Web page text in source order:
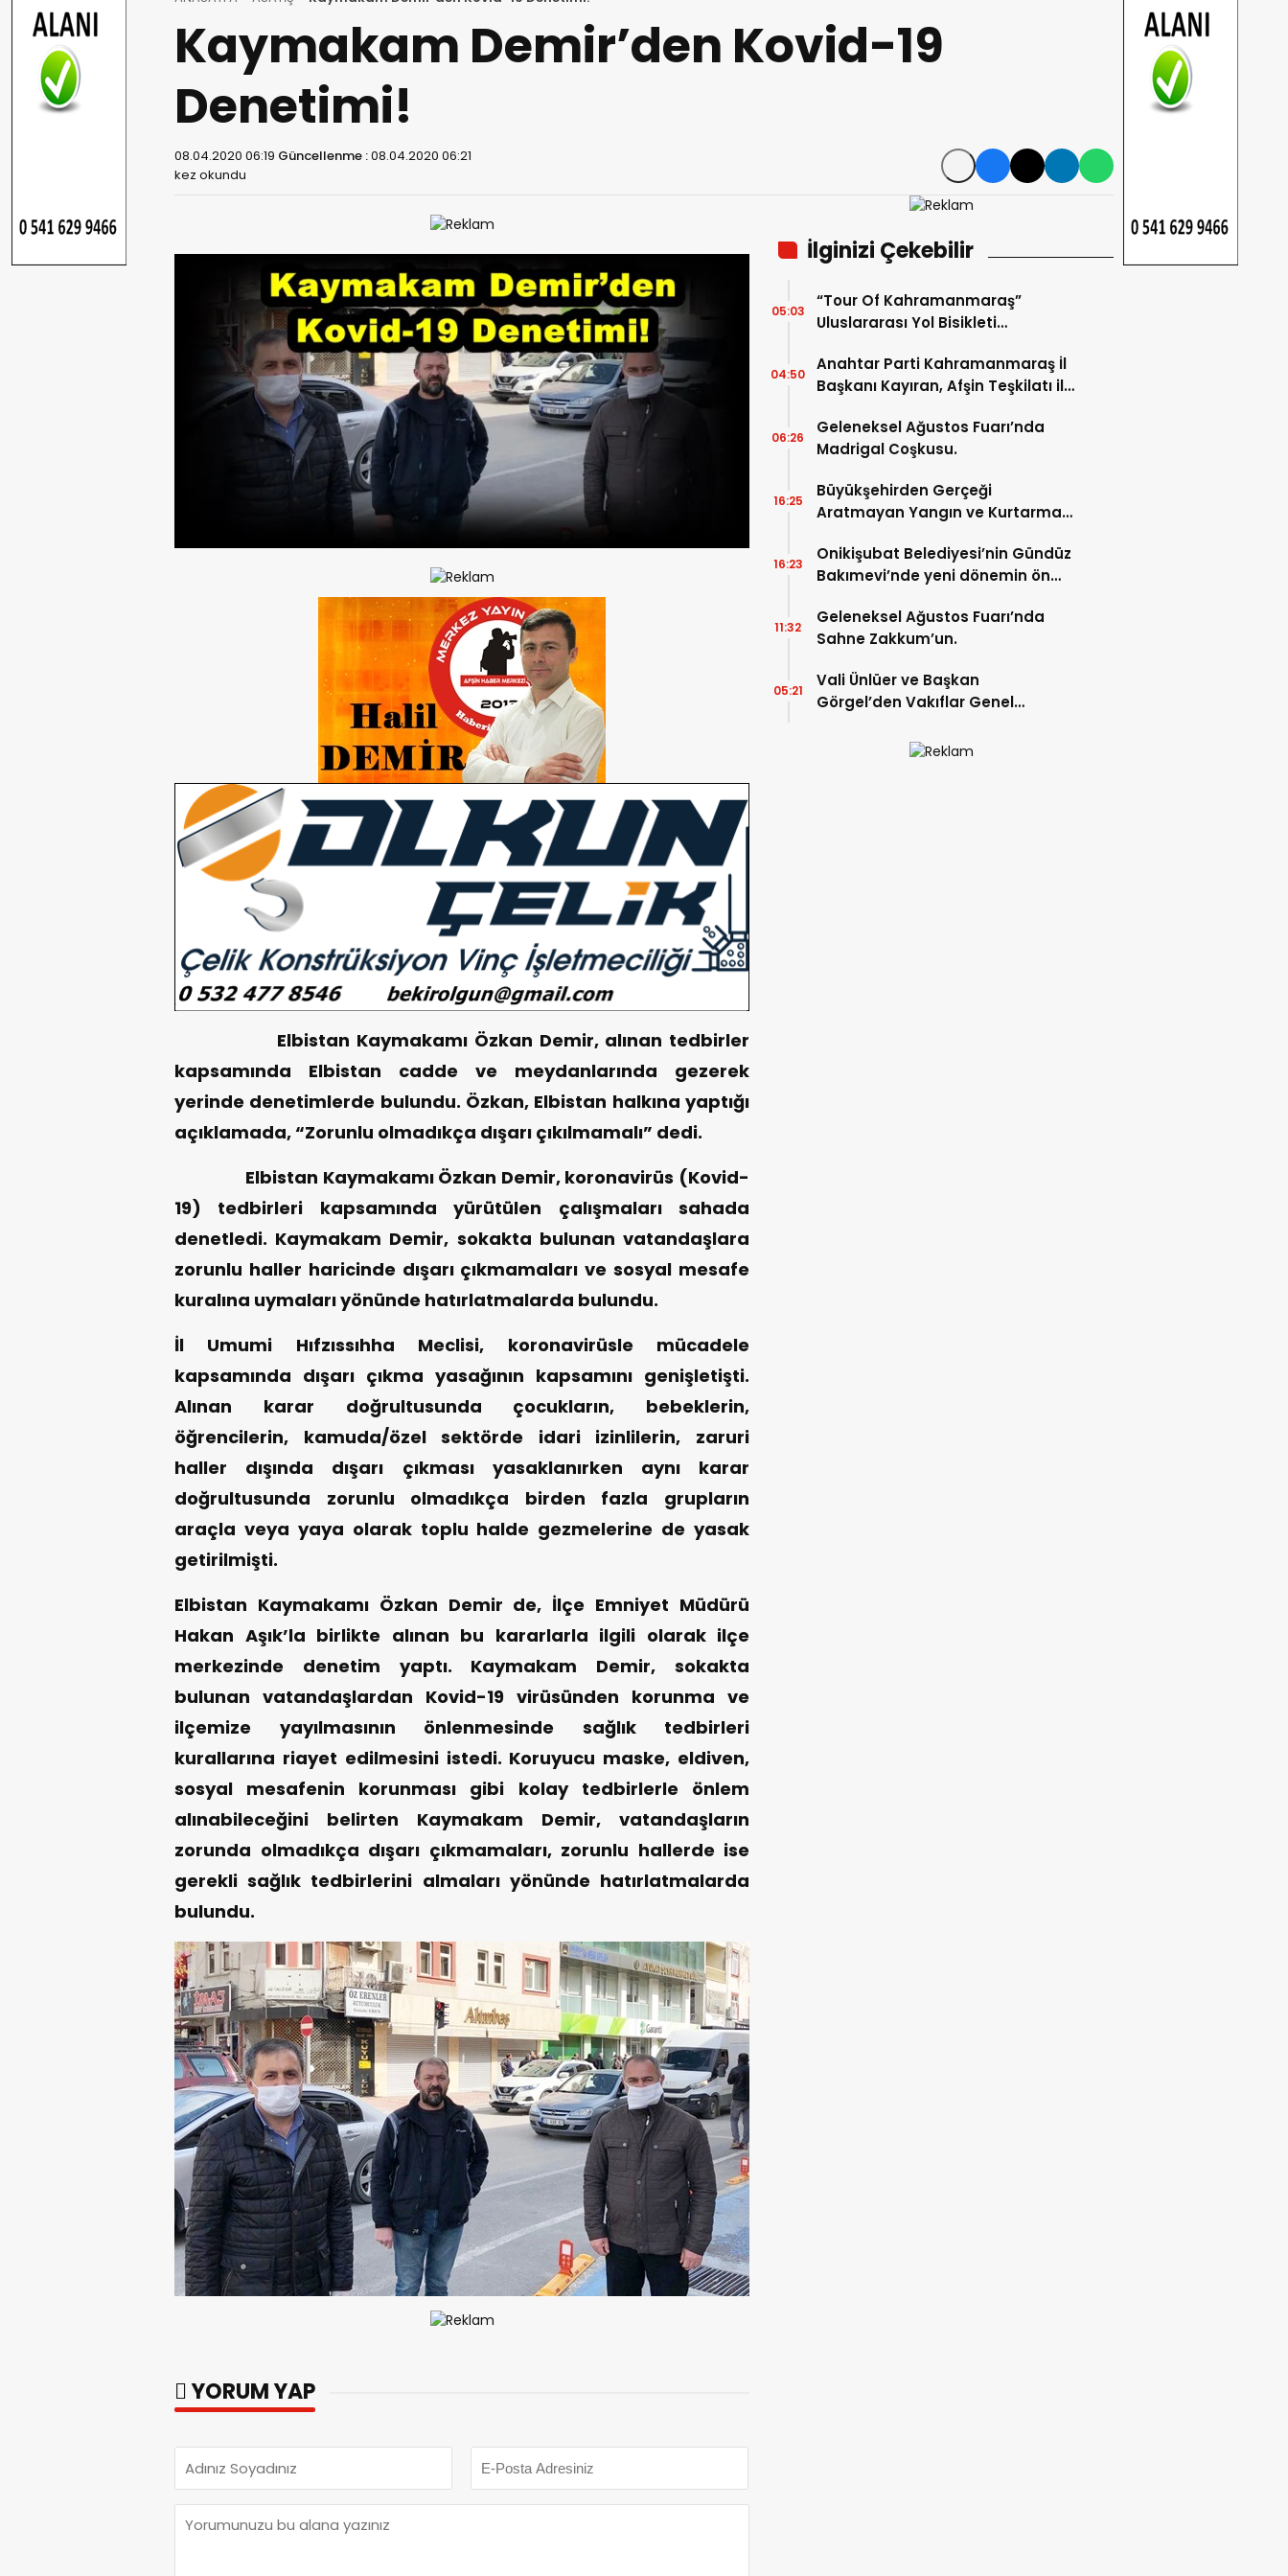
Kaymakam Demir’den Kovid-19
Denetimi!
08.04.2020 06:19 Güncellenme :08.04.2020 06:21
kez okundu
Elbistan Kaymakamı Özkan Demir, alınan tedbirler
kapsamında Elbistan cadde ve meydanlarında gezerek
yerinde denetimlerde bulundu. Özkan, Elbistan halkına yaptığı
açıklamada, “Zorunlu olmadıkça dışarı çıkılmamalı” dedi.
Elbistan Kaymakamı Özkan Demir, koronavirüs (Kovid-
19) tedbirleri kapsamında yürütülen çalışmaları sahada
denetledi. Kaymakam Demir, sokakta bulunan vatandaşlara
zorunlu haller haricinde dışarı çıkmamaları ve sosyal mesafe
kuralına uymaları yönünde hatırlatmalarda bulundu.
İl Umumi Hıfzıssıhha Meclisi, koronavirüsle mücadele
kapsamında dışarı çıkma yasağının kapsamını genişletişti.
Alınan karar doğrultusunda çocukların, bebeklerin,
öğrencilerin, kamuda/özel sektörde idari izinlilerin, zaruri
haller dışında dışarı çıkması yasaklanırken aynı karar
doğrultusunda zorunlu olmadıkça birden fazla grupların
araçla veya yaya olarak toplu halde gezmelerine de yasak
getirilmişti.
Elbistan Kaymakamı Özkan Demir de, İlçe Emniyet Müdürü
Hakan Aşık’la birlikte alınan bu kararlarla ilgili olarak ilçe
merkezinde denetim yaptı. Kaymakam Demir, sokakta
bulunan vatandaşlardan Kovid-19 virüsünden korunma ve
ilçemize yayılmasının önlenmesinde sağlık tedbirleri
kurallarına riayet edilmesini istedi. Koruyucu maske, eldiven,
sosyal mesafenin korunması gibi kolay tedbirlerle önlem
alınabileceğini belirten Kaymakam Demir, vatandaşların
zorunda olmadıkça dışarı çıkmamaları, zorunlu hallerde ise
gerekli sağlık tedbirlerini almaları yönünde hatırlatmalarda
bulundu.
YORUM YAP
İlginizi Çekebilir
“Tour Of Kahramanmaraş”
Uluslararası Yol Bisikleti
05:03
Anahtar Parti Kahramanmaraş İl
Başkanı Kayıran, Afşin Teşkilatı ile
04:50
Geleneksel Ağustos Fuarı’nda
Madrigal Coşkusu.
06:26
Büyükşehirden Gerçeği
Aratmayan Yangın ve Kurtarma
16:25
Onikişubat Belediyesi’nin Gündüz
Bakımevi’nde yeni dönemin ön
16:23
Geleneksel Ağustos Fuarı’nda
Sahne Zakkum’un.
11:32
Vali Ünlüer ve Başkan
Görgel’den Vakıflar Genel
05:21